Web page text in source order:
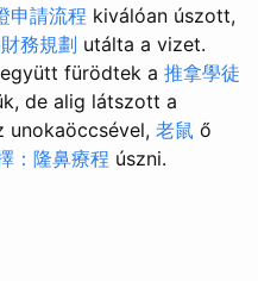
申請流程 kiválóan úszott,
務規劃 utálta a vizet.
fürödtek a 推拿學徒
de alig látszott a
unokaöccsével, 老鼠 ő
：隆鼻療程 úszni.